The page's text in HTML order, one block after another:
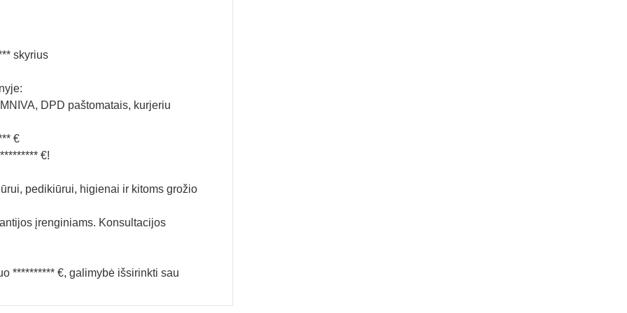
skyrius
DPD paštomatais, kurjeriu
€
€!
pedikiūrui, higienai ir kitoms grožio
įrenginiams. Konsultacijos
********** €, galimybė išsirinkti sau